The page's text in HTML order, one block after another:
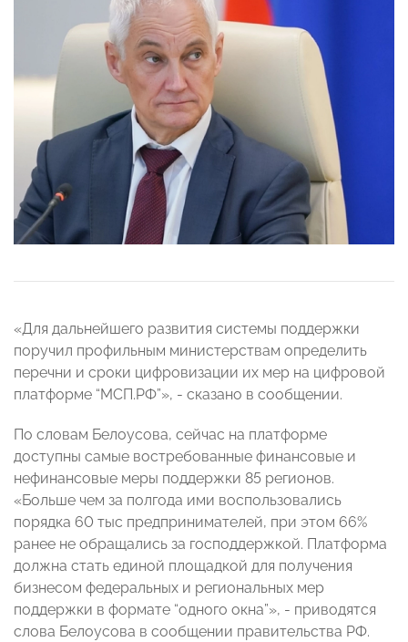
«Для дальнейшего развития системы поддержки
поручил профильным министерствам определить
перечни и сроки цифровизации их мер на цифровой
платформе “МСП.РФ”», - сказано в сообщении.
По словам Белоусова, сейчас на платформе
доступны самые востребованные финансовые и
нефинансовые меры поддержки 85 регионов.
«Больше чем за полгода ими воспользовались
порядка 60 тыс предпринимателей, при этом 66%
ранее не обращались за господдержкой. Платформа
должна стать единой площадкой для получения
бизнесом федеральных и региональных мер
поддержки в формате “одного окна”», - приводятся
слова Белоусова в сообщении правительства РФ.